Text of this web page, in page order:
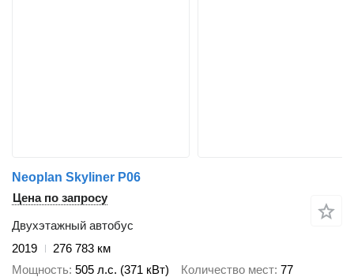
Neoplan Skyliner P06
Цена по запросу
Двухэтажный автобус
2019
276 783 км
Мощность 505 л.с. (371 кВт) Количество мест 77